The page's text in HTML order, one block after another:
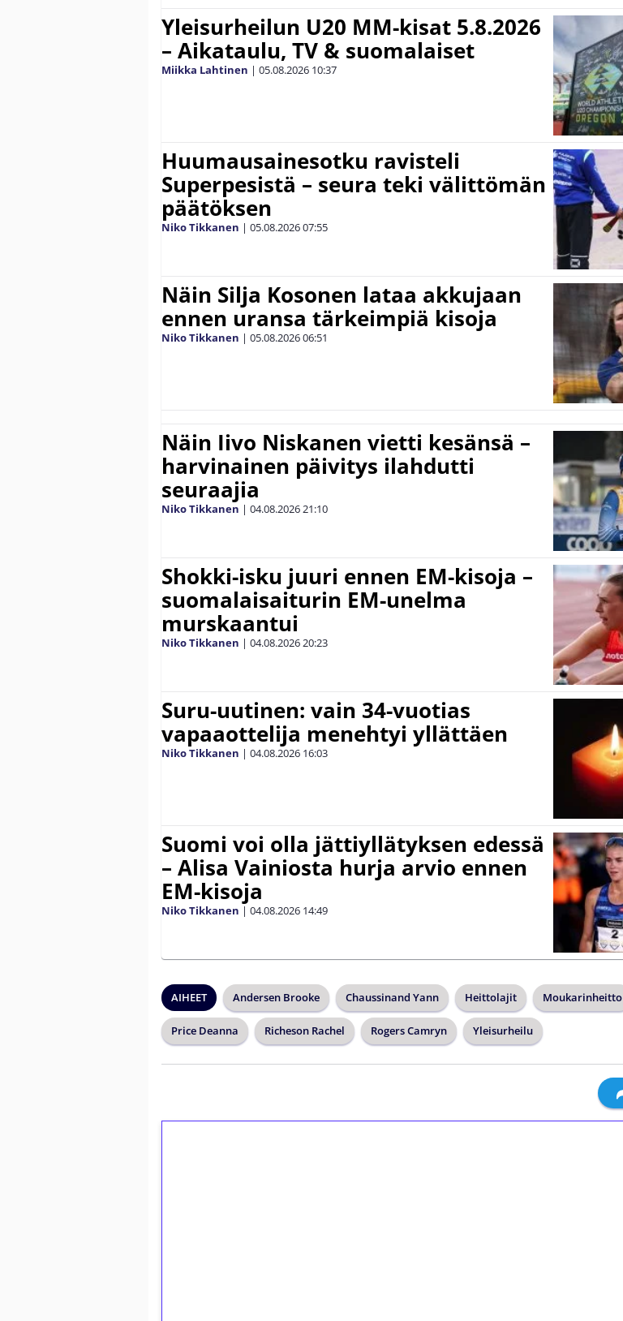
Yleisurheilun U20 MM-kisat 5.8.2026
– Aikataulu, TV & suomalaiset
Miikka Lahtinen | 05.08.2026 10:37
Huumausainesotku ravisteli
Superpesistä – seura teki välittömän
päätöksen
Niko Tikkanen | 05.08.202607:55
Näin Silja Kosonen lataa akkujaan
ennen uransa tärkeimpiä kisoja
Niko Tikkanen | 05.08.202606:51
Näin Iivo Niskanen vietti kesänsä –
harvinainen päivitys ilahdutti
seuraajia
Niko Tikkanen | 04.08.202621:10
Shokki-isku juuri ennen EM-kisoja –
suomalaisaiturin EM-unelma
murskaantui
Niko Tikkanen | 04.08.202620:23
Suru-uutinen: vain 34-vuotias
vapaaottelija menehtyi yllättäen
Niko Tikkanen | 04.08.2026 16:03
Suomi voi olla jättiyllätyksen edessä
– Alisa Vainiosta hurja arvio ennen
EM-kisoja
Niko Tikkanen | 04.08.2026 14:49
AIHEET Andersen Brooke Chaussinand Yann Heittolajit Moukarinheitto
Price Deanna Richeson Rachel Rogers Camryn Yleisurheilu